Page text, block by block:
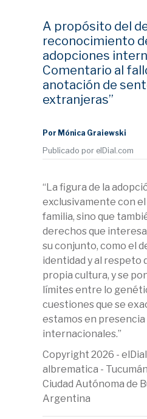
A propósito del
reconocimiento
adopciones
Comentario al
anotación de
extranjeras”
Por Mónica Graiewski
Publicado por elDial.com
“La figura de la
exclusivamente con
familia, sino que
derechos que
su conjunto, como el
identidad y al respeto
propia cultura, y se
límites entre lo
cuestiones que se
estamos en
internacionales.”
Copyright 2026 -
albrematica -
Ciudad Autónoma de
Argentina